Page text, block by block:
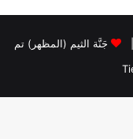
جَنَّة الثيم (المظهر) تم